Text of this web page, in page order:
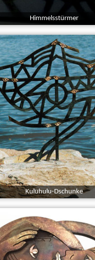
Himmelsstürmer
Kuluhulu-Dschunke